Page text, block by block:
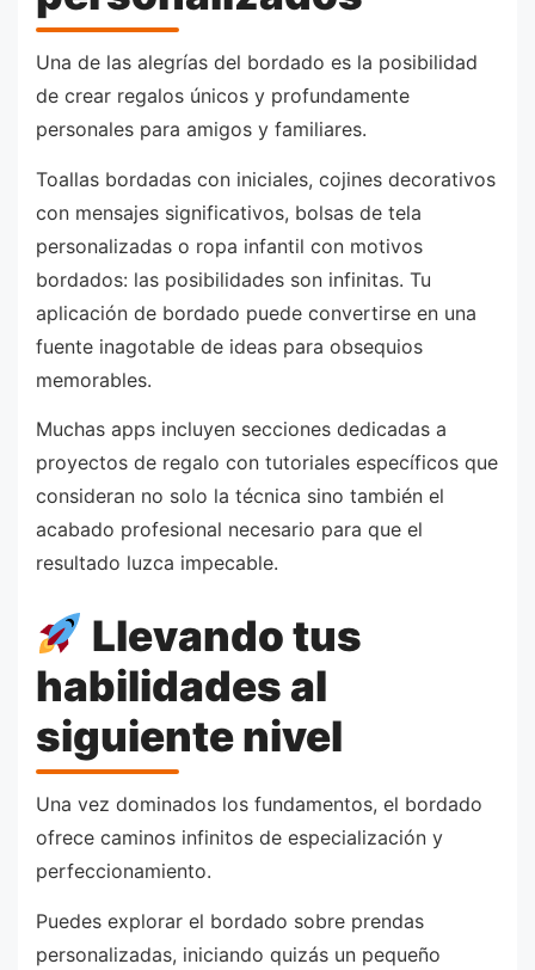
Una de las alegrías del bordado es la posibilidad
de crear regalos únicos y profundamente
personales para amigos y familiares.
Toallas bordadas con iniciales, cojines decorativos
con mensajes significativos, bolsas de tela
personalizadas o ropa infantil con motivos
bordados: las posibilidades son infinitas. Tu
aplicación de bordado puede convertirse en una
fuente inagotable de ideas para obsequios
memorables.
Muchas apps incluyen secciones dedicadas a
proyectos de regalo con tutoriales específicos que
consideran no solo la técnica sino también el
acabado profesional necesario para que el
resultado luzca impecable.
Llevando tus
habilidades al
siguiente nivel
Una vez dominados los fundamentos, el bordado
ofrece caminos infinitos de especialización y
perfeccionamiento.
Puedes explorar el bordado sobre prendas
personalizadas, iniciando quizás un pequeño